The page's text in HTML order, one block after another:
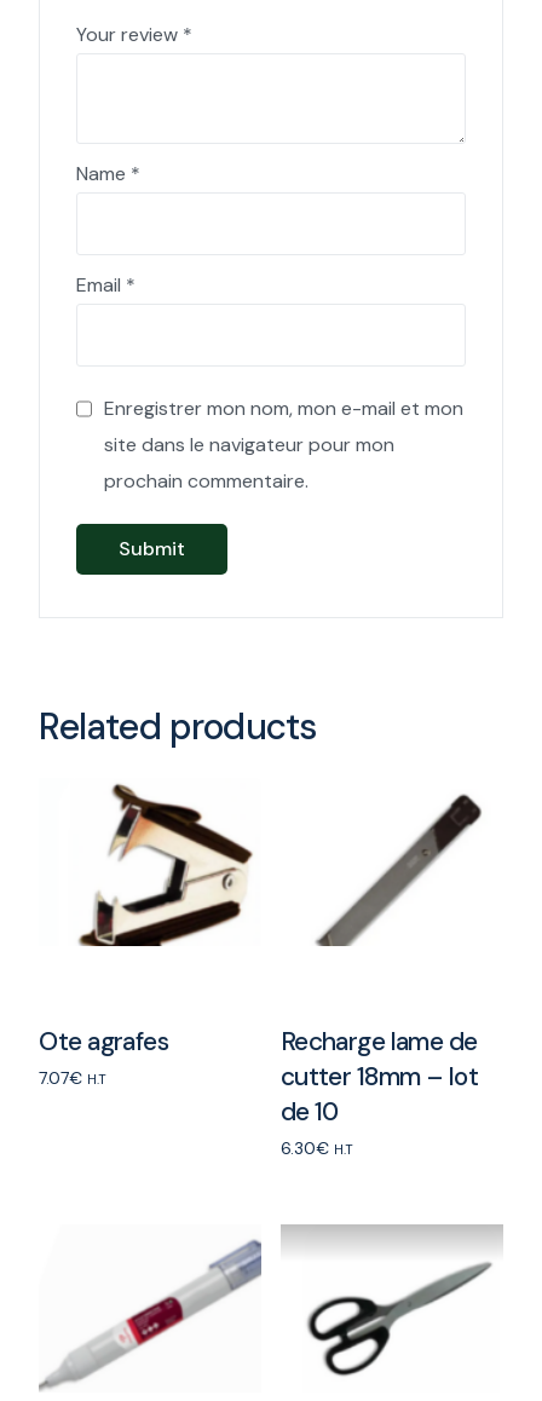
Your review *
Name *
Email *
Enregistrer mon nom, mon e-mail et mon
site dans le navigateur pour mon
prochain commentaire.
Related products
Ote agrafes
7.07€ H.T
Recharge lame de
cutter 18mm – lot
de 10
6.30€ H.T